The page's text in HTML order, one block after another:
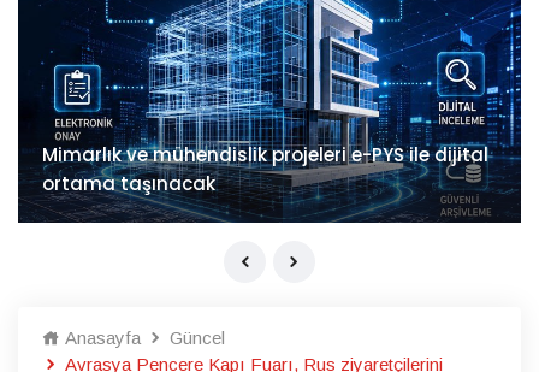
Mimarlık ve mühendislik projeleri e-PYS ile dijital
ortama taşınacak
Anasayfa
Güncel
Avrasya Pencere Kapı Fuarı, Rus ziyaretçilerini